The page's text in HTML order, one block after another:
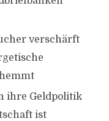
verschärft
ihre Geldpolitik
ist